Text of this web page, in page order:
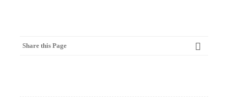
Share this Page